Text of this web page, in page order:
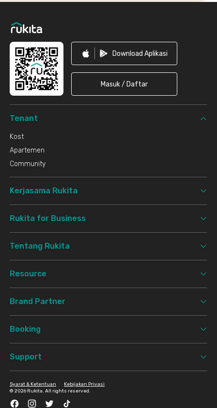
Download Aplikasi
Masuk / Daftar
Tenant
Kost
Apartemen
Community
Kerjasama Rukita
Rukita for Business
Tentang Rukita
Resource
Brand Partner
Booking
Support
© 2026 Rukita. All rights reserved.
Syarat & Ketentuan Kebijakan Privasi
FacebookInstagramTwitter TikTok